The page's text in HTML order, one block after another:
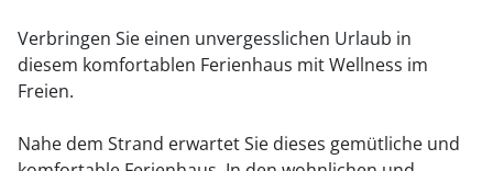
Verbringen Sie einen unvergesslichen Urlaub in
diesem komfortablen Ferienhaus mit Wellness im
Freien.
Nahe dem Strand erwartet Sie dieses gemütliche und